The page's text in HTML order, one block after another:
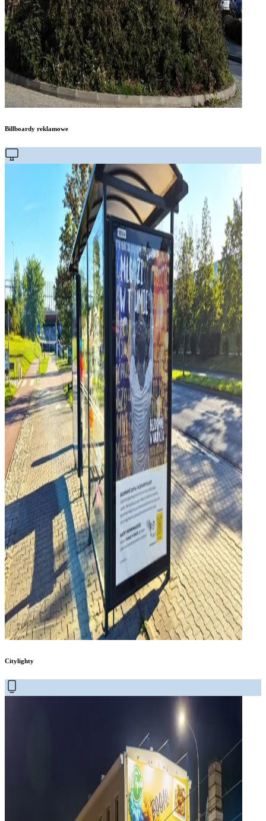
Billboardy reklamowe
Citylighty